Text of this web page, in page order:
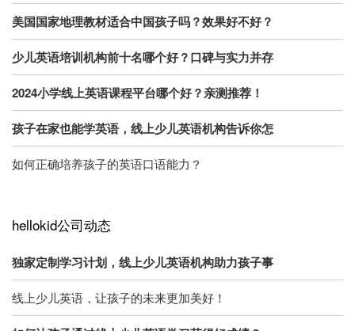
美国国家地理教材适合中国孩子吗？效果好不好？
少儿英语培训机构前十名哪个好？口碑与实力并存
2024小学线上英语课程平台哪个好？亲测推荐！
孩子在家也能学英语，线上少儿英语机构告诉你怎
如何正确培养孩子的英语口语能力？
hellokid公司动态
独家定制学习计划，线上少儿英语机构助力孩子事
线上少儿英语，让孩子的未来更加美好！